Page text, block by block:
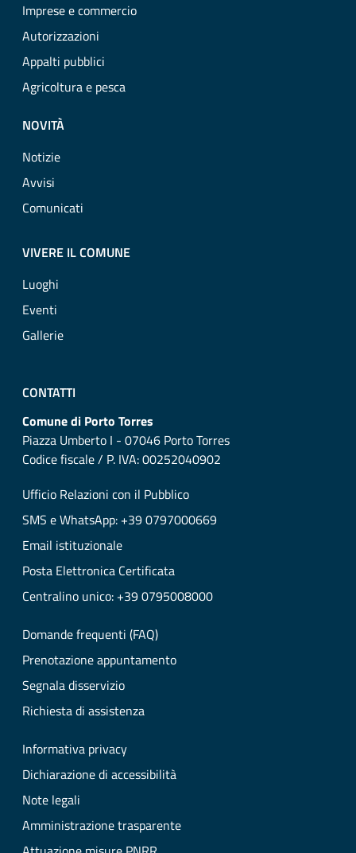
Imprese e commercio
Autorizzazioni
Appalti pubblici
Agricoltura e pesca
NOVITÀ
Notizie
Avvisi
Comunicati
VIVERE IL COMUNE
Luoghi
Eventi
Gallerie
CONTATTI
Comune di Porto Torres
Piazza Umberto I - 07046 Porto Torres
Codice fiscale / P. IVA: 00252040902
Ufficio Relazioni con il Pubblico
SMS e WhatsApp: +39 0797000669
Email istituzionale
Posta Elettronica Certificata
Centralino unico: +39 0795008000
Domande frequenti (FAQ)
Prenotazione appuntamento
Segnala disservizio
Richiesta di assistenza
Informativa privacy
Dichiarazione di accessibilità
Note legali
Amministrazione trasparente